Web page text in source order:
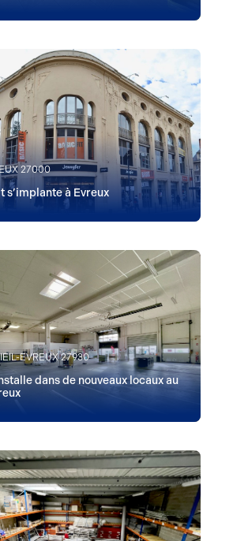
27000
s’implante à Evreux
EVREUX 27930
dans de nouveaux locaux au